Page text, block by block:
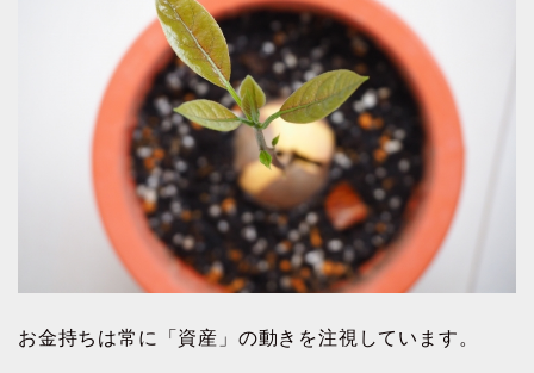
お金持ちは常に「資産」の動きを注視しています。